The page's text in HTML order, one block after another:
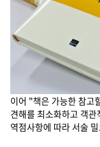
이어 "책은 가능한 참고
견해를 최소화하고 객
역점사항에 따라 서술